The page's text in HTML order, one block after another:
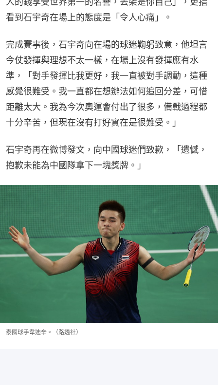
看到石宇奇在場上的態度是「令人心痛」。
完成賽事後，石宇奇向在場的球迷鞠躬致意，他坦言
今仗發揮與理想不太一樣，在場上沒有發揮應有水
準，「對手發揮比我更好，我一直被對手調動，這種
感覺很難受。我一直都在想辦法如何追回分差，可惜
距離太大。我為今次奧運會付出了很多，備戰過程都
十分辛苦，但現在沒有打好實在是很難受。」
石宇奇再在微博發文，向中國球迷們致歉，「遺憾，
抱歉未能為中國隊拿下一塊獎牌。」
泰國球手韋迪辛。（路透社）